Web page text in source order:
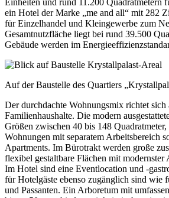
ein Hotel der Marke „me and all“ mit 282
für Einzelhandel und Kleingewerbe zum
Gesamtnutzfläche liegt bei rund 39.500
Gebäude werden im
Auf der Baustelle des Quartiers
Der durchdachte Wohnungsmix richtet sich
Familienhaushalte. Die modern
Größen zwischen 40 bis 148
Wohnungen mit separatem Arbeitsbereich
Apartments. Im Bürotrakt werden große
flexibel gestaltbare Flächen mit modernster
Im Hotel sind eine Eventlocation und -
für Hotelgäste ebenso zugänglich sind wie
und Passanten. Ein Arboretum mit